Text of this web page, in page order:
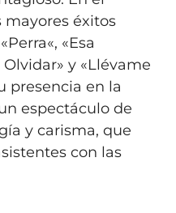
mayores éxitos
Perra«, «Esa
Olvidar» y «Llévame
presencia en la
espectáculo de
y carisma, que
con las